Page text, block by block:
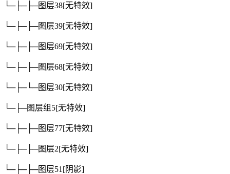
└─├─├─图层38[无特效]
└─├─├─图层39[无特效]
└─├─├─图层69[无特效]
└─├─├─图层68[无特效]
└─├─└─图层30[无特效]
└─├─图层组5[无特效]
└─├─├─图层77[无特效]
└─├─├─图层2[无特效]
└─├─├─图层51 [阴影]